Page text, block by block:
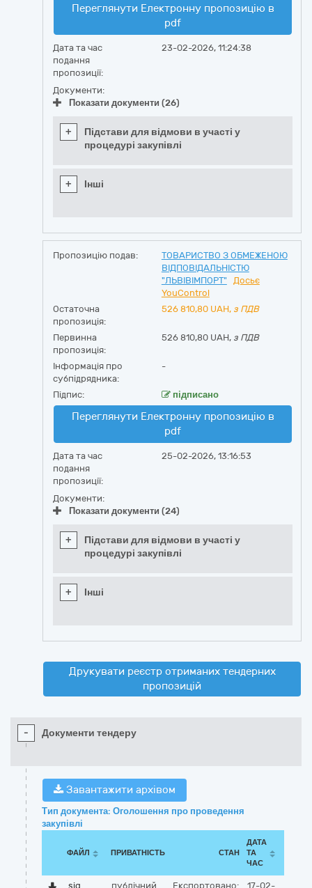
Переглянути Електронну пропозицію в
pdf
Дата та час
подання
пропозиції:
23-02-2026, 11:24:38
Документи:
Показати документи (26)
+
Підстави для відмови в участі у
процедурі закупівлі
+ Інші
Пропозицію подав:
ТОВАРИСТВО З ОБМЕЖЕНОЮ
ВІДПОВІДАЛЬНІСТЮ
"ЛЬВІВІМПОРТ"
Досьє
YouControl
Остаточна
пропозиція:
526 810,80 UAH, з ПДВ
Первинна
пропозиція:
526 810,80 UAH, з ПДВ
Інформація про
субпідрядника:
-
Підпис: підписано
Переглянути Електронну пропозицію в
pdf
Дата та час
подання
пропозиції:
25-02-2026, 13:16:53
Документи:
Показати документи (24)
+
Підстави для відмови в участі у
процедурі закупівлі
+ Інші
Друкувати реєстр отриманих тендерних
пропозицій
- Документи тендеру
Завантажити архівом
Тип документа: Оголошення про проведення
закупівлі
ФАЙЛ ПРИВАТНІСТЬ СТАН
ДАТА
ТА
ЧАС
sig публічний Експортовано: 17-02-